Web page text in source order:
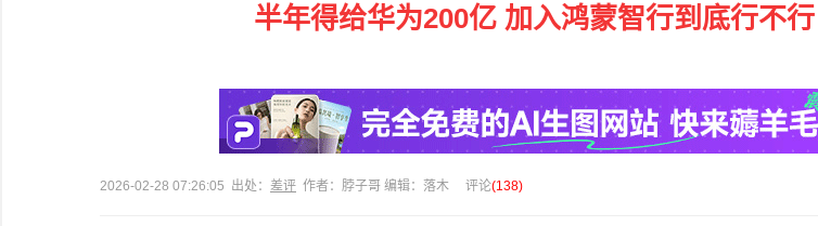
半年得给华为200亿 加入鸿蒙智行到底行不行
2026-02-28 07:26:05 出处： 差评 作者：脖子哥 编辑：落木 评论(138)